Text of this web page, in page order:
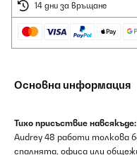
14 дни за връщане
Основна информация
Тихо присъствие навсякъде:
Audrey 48 работи толкова
спалнята, офиса или